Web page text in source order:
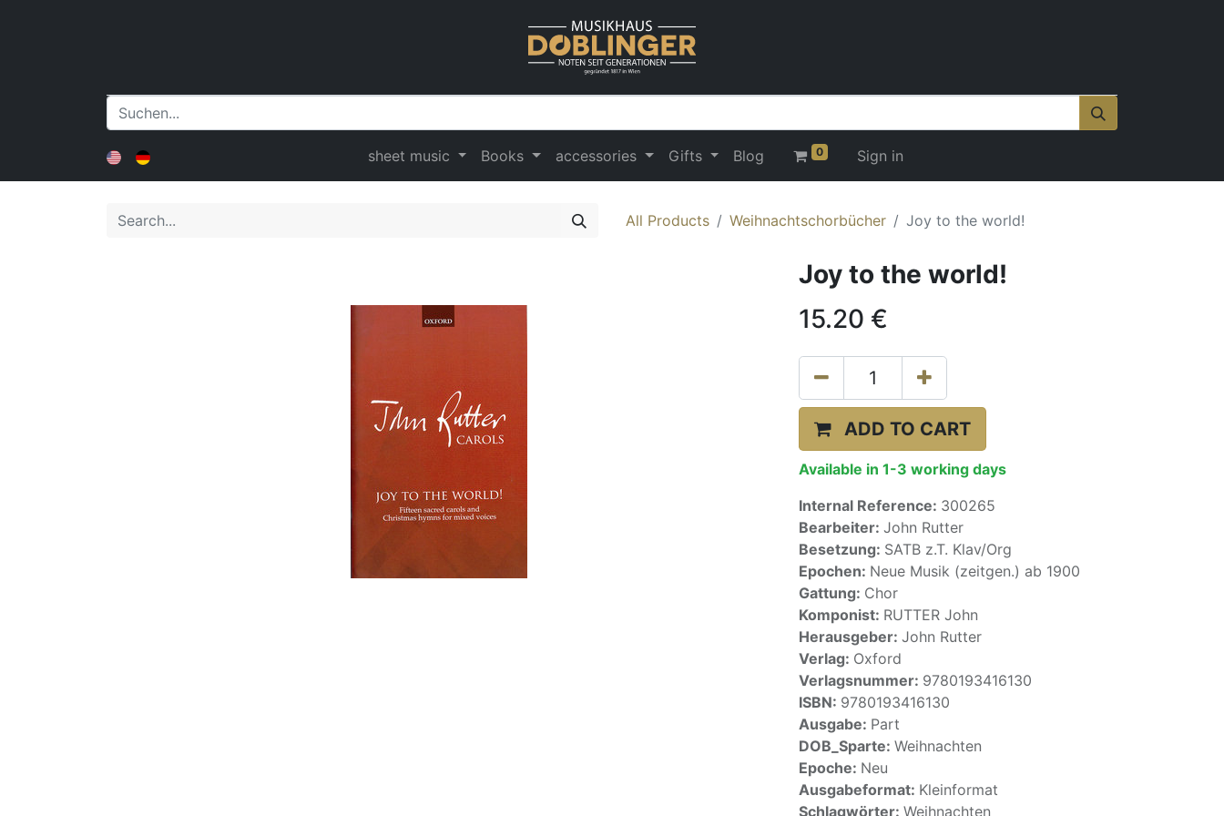
sheet music Books accessories Gifts Blog 0 Sign in
All Products Weihnachtschorbücher Joy to the world!
Joy to the world!
15.20 €
ADD TO CART
Available in 1-3 working days
Internal Reference: 300265
Bearbeiter: John Rutter
Besetzung: SATB z.T. Klav/Org
Epochen: Neue Musik (zeitgen.) ab 1900
Gattung: Chor
Komponist: RUTTER John
Herausgeber: John Rutter
Verlag: Oxford
Verlagsnummer: 9780193416130
ISBN: 9780193416130
Ausgabe: Part
DOB_Sparte: Weihnachten
Epoche: Neu
Ausgabeformat: Kleinformat
Schlagwörter: Weihnachten